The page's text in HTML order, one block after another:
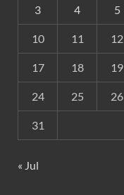
3 4 5
10 11 12
17 18 19
24 25 26
31
« Jul